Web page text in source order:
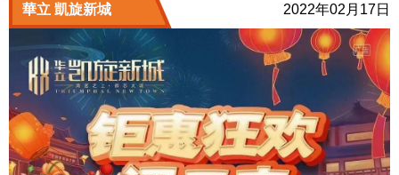
2022年02月17日
華立 凱旋新城